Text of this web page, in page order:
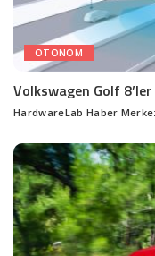
OTONOM
Volkswagen Golf
Posted
HardwareLab Haber